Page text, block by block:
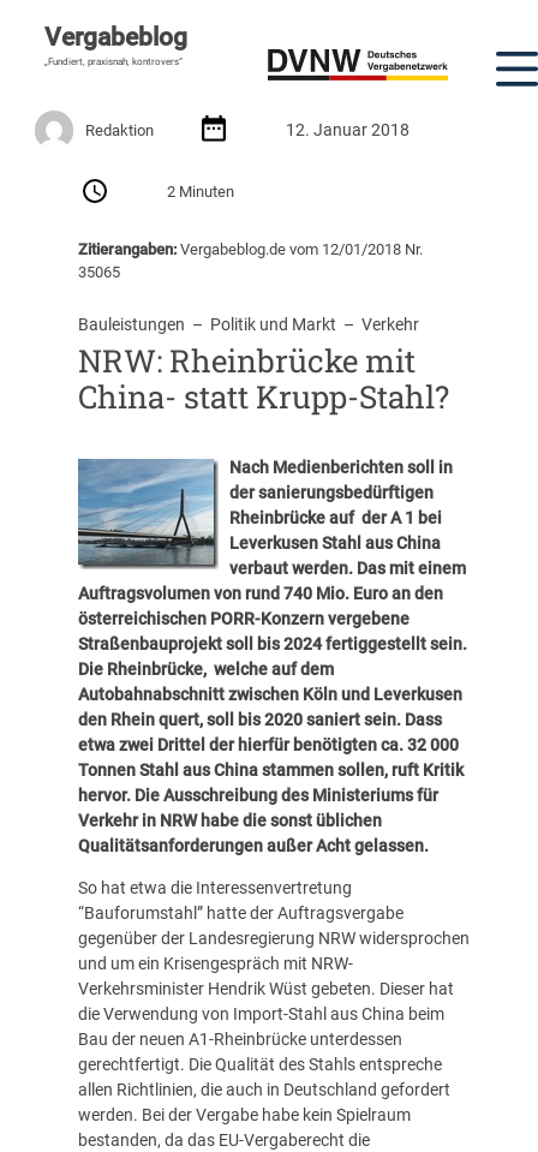
Vergabeblog
„Fundiert, praxisnah, kontrovers“
Redaktion 12. Januar 2018
2 Minuten
Zitierangaben:Vergabeblog.de vom 12/01/2018 Nr.
35065
Bauleistungen
  –
Politik und Markt
  –
Verkehr
NRW: Rheinbrücke mit
China- statt Krupp-Stahl?
Nach Medienberichten soll in
der sanierungsbedürftigen
Rheinbrücke auf der A 1 bei
Leverkusen Stahl aus China
verbaut werden. Das mit einem
Auftragsvolumen von rund 740 Mio. Euro an den
österreichischen PORR-Konzern vergebene
Straßenbauprojekt soll bis 2024 fertiggestellt sein.
Die Rheinbrücke, welche auf dem
Autobahnabschnitt zwischen Köln und Leverkusen
den Rhein quert, soll bis 2020 saniert sein. Dass
etwa zwei Drittel der hierfür benötigten ca. 32 000
Tonnen Stahl aus China stammen sollen, ruft Kritik
hervor. Die Ausschreibung des Ministeriums für
Verkehr in NRW habe die sonst üblichen
Qualitätsanforderungen außer Acht gelassen.
So hat etwa die Interessenvertretung
“Bauforumstahl” hatte der Auftragsvergabe
gegenüber der Landesregierung NRW widersprochen
und um ein Krisengespräch mit NRW-
Verkehrsminister Hendrik Wüst gebeten. Dieser hat
die Verwendung von Import-Stahl aus China beim
Bau der neuen A1-Rheinbrücke unterdessen
gerechtfertigt. Die Qualität des Stahls entspreche
allen Richtlinien, die auch in Deutschland gefordert
werden. Bei der Vergabe habe kein Spielraum
bestanden, da das EU-Vergaberecht die